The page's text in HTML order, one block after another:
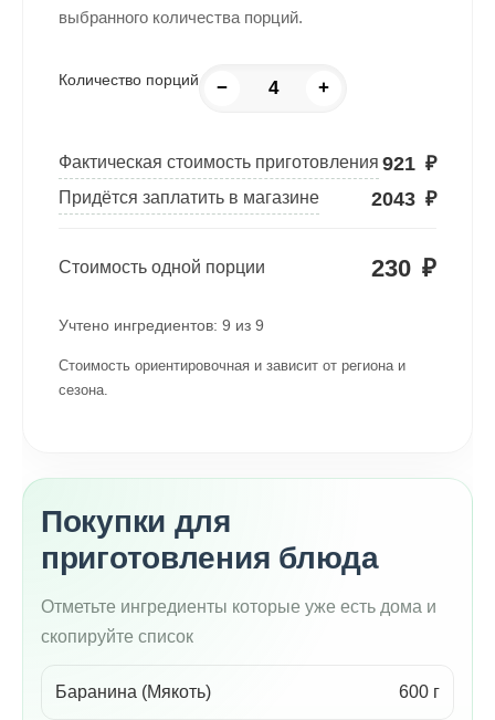
выбранного количества порций.
Количество порций − +
Фактическая стоимость приготовления 921 ₽
Придётся заплатить в магазине 2043 ₽
Стоимость одной порции 230 ₽
Учтено ингредиентов: 9 из 9
Стоимость ориентировочная и зависит от региона и
сезона.
Покупки для
приготовления блюда
Отметьте ингредиенты которые уже есть дома и
скопируйте список
Баранина (Мякоть) 600 г